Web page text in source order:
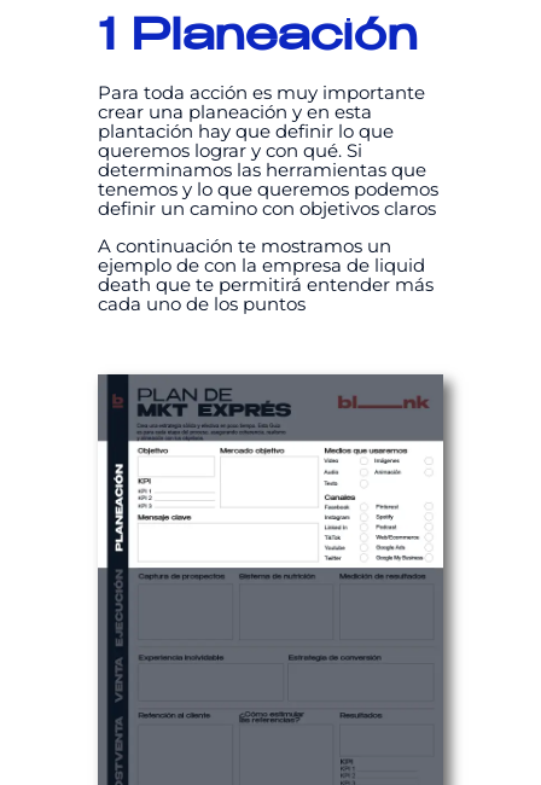
1 Planeación
Para toda acción es muy importante
crear una planeación y en esta
plantación hay que definir lo que
queremos lograr y con qué. Si
determinamos las herramientas que
tenemos y lo que queremos podemos
definir un camino con objetivos claros
A continuación te mostramos un
ejemplo de con la empresa de liquid
death que te permitirá entender más
cada uno de los puntos